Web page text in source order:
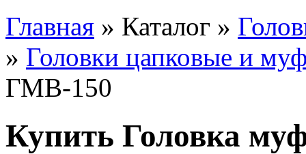
Главная » Каталог »
» Головки цапковые и
ГМВ-150
Купить Головка